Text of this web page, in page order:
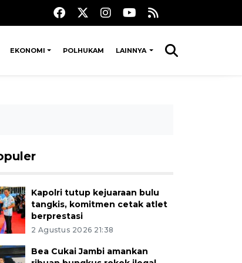
EKONOMI POLHUKAM LAINNYA
Kapolri tutup kejuaraan bulu
tangkis, komitmen cetak atlet
berprestasi
2 Agustus 2026 21:38
Bea Cukai Jambi amankan